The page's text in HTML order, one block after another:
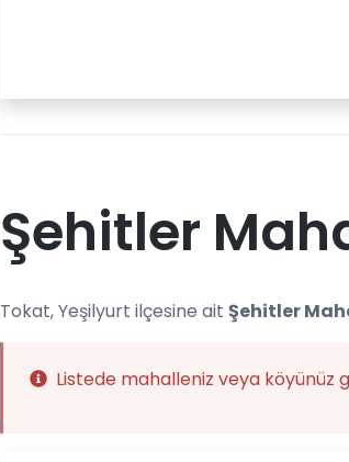
Şehitler
Tokat, Yeşilyurt ilçesine ait Şehitler
Listede mahalleniz veya köyünüz